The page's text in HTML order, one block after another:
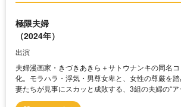
極限夫婦
（2024年）
出演
夫婦漫画家・きづきあきら＋サトウナンキの同名
化。モラハラ・浮気・男尊女卑と、女性の尊厳を
妻たちが見事にスカッと成敗する、3組の夫婦の“ア